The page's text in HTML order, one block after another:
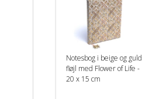
Notesbog i beige og guld
fløjl med Flower of Life -
20 x 15 cm